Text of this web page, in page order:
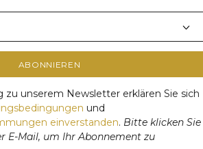
ABONNIEREN
zu unserem Newsletter erklären Sie sich
und
einverstanden. Bitte klicken Sie
E-Mail, um Ihr Abonnement zu